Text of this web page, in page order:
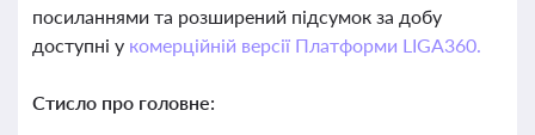
посиланнями та розширений підсумок за добу
доступні у комерційній версії Платформи LIGA360.
Стисло про головне: